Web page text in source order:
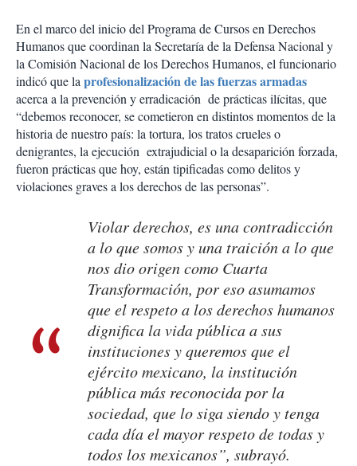
En el marco del inicio del Programa de Cursos en Derechos
Humanos que coordinan la Secretaría de la Defensa Nacional y
la Comisión Nacional de los Derechos Humanos, el funcionario
indicó que laprofesionalización de las fuerzas armadas
acerca a la prevención y erradicación de prácticas ilícitas, que
“debemos reconocer, se cometieron en distintos momentos de la
historia de nuestro país: la tortura, los tratos crueles o
denigrantes, la ejecución extrajudicial o la desaparición forzada,
fueron prácticas que hoy, están tipificadas como delitos y
violaciones graves a los derechos de las personas”.
Violar derechos, es una contradicción
a lo que somos y una traición a lo que
nos dio origen como Cuarta
Transformación, por eso asumamos
que el respeto a los derechos humanos
dignifica la vida pública a sus
instituciones y queremos que el
ejército mexicano, la institución
pública más reconocida por la
sociedad, que lo siga siendo y tenga
cada día el mayor respeto de todas y
todos los mexicanos”, subrayó.